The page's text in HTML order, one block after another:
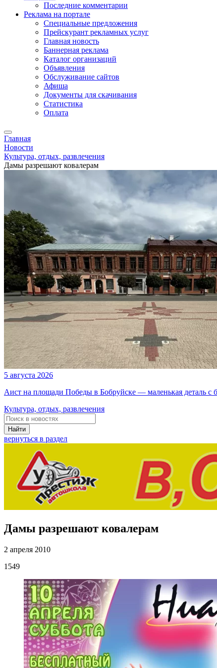
Последние комментарии
Реклама на портале
Специальные предложения
Прейскурант рекламных услуг
Главная новость
Баннерная реклама
Каталог организаций
Объявления
Обслуживание сайтов
Афиша
Документы для скачивания
Статистика
Оплата
Главная
Новости
Культура, отдых, развлечения
Дамы разрешают ковалерам
5 августа 2026
Аист на площади Победы в Бобруйске — маленькая деталь
Культура, отдых, развлечения
Найти
вернуться в раздел
Дамы разрешают ковалерам
2 апреля 2010
1549